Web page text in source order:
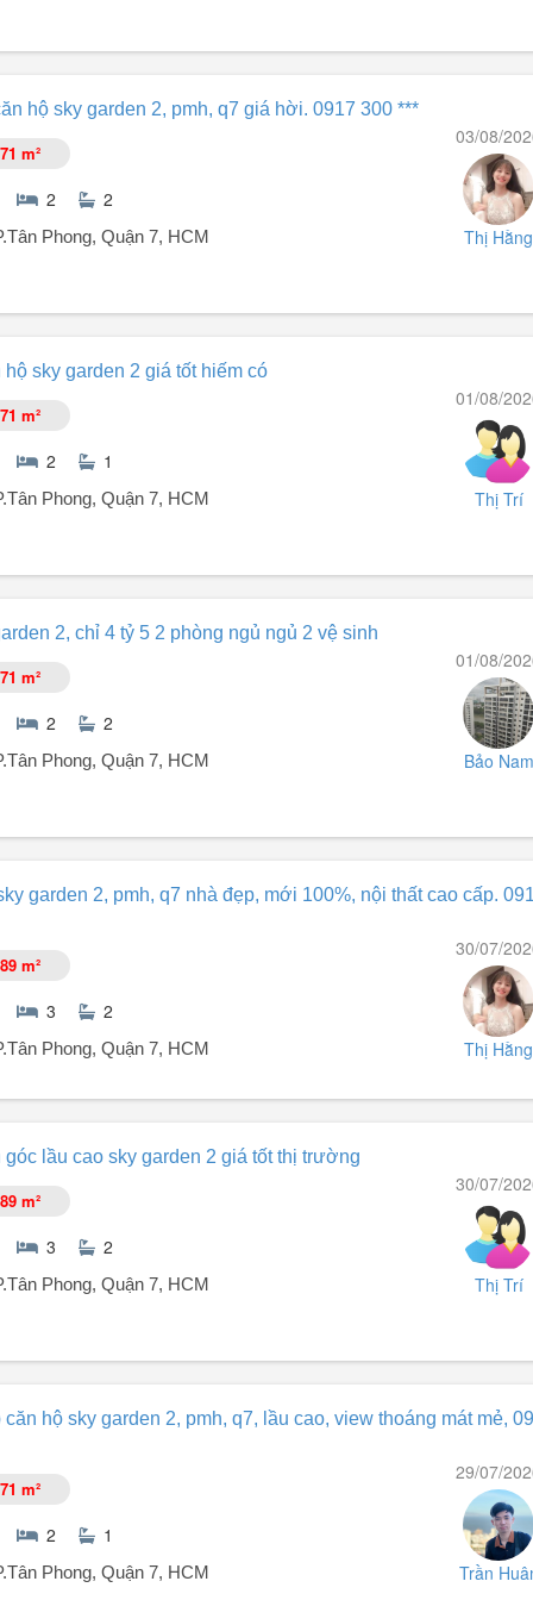
hồ bơi. Nhờ thiết kế mở phòng khách bếp rộng rãi. Căn hộ hưởng
hộ sky garden 2, pmh, q7 giá hời. 0917 300 ***
03/08/
Thị Hằng
71 m²
2 2
Phong, Quận 7, HCM
khách hàng có duyên mua.
sky garden 2 giá tốt hiếm có
01/08/
Thị Trí
71 m²
2 1
Phong, Quận 7, HCM
đáng sống bậc nhất Quận 7.
2, chỉ 4 tỷ 5 2 phòng ngủ ngủ 2 vệ sinh
01/08/
Bảo Nam
71 m²
2 2
Phong, Quận 7, HCM
mua đầu tư cho thuê
garden 2, pmh, q7 nhà đẹp, mới 100%, nội thất cao cấp.
30/07/
Thị Hằng
89 m²
3 2
Phong, Quận 7, HCM
siêu thị, trường học quốc tế.
lầu cao sky garden 2 giá tốt thị trường
30/07/
Thị Trí
89 m²
3 2
Phong, Quận 7, HCM
2 Phú Mỹ Hưng với mức giá cực kỳ cạnh tranh!
hộ sky garden 2, pmh, q7, lầu cao, view thoáng mát mẻ,
29/07/
Trần
71 m²
2 1
Phong, Quận 7, HCM